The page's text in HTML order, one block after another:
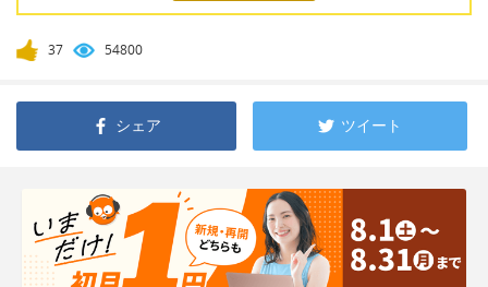
37 54800
シェア ツイート